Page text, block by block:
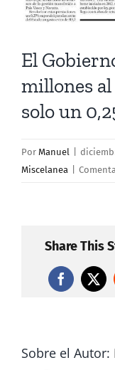
El
millones
solo un
Por Manuel
Miscelanea
Share This
Facebook
X
Sobre el Autor: